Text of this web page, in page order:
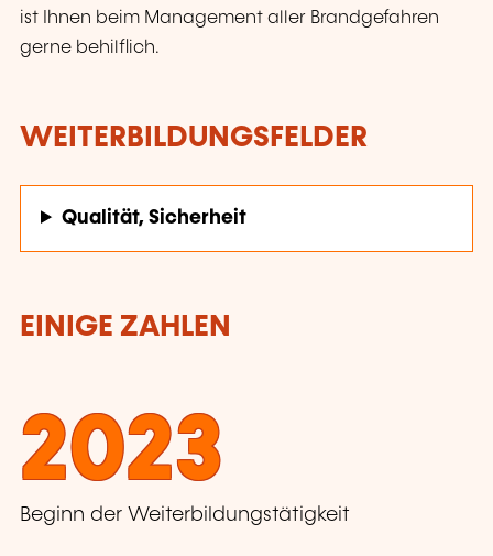
ist Ihnen beim Management aller Brandgefahren
gerne behilflich.
WEITERBILDUNGSFELDER
Qualität, Sicherheit
EINIGE ZAHLEN
2023
Beginn der Weiterbildungstätigkeit